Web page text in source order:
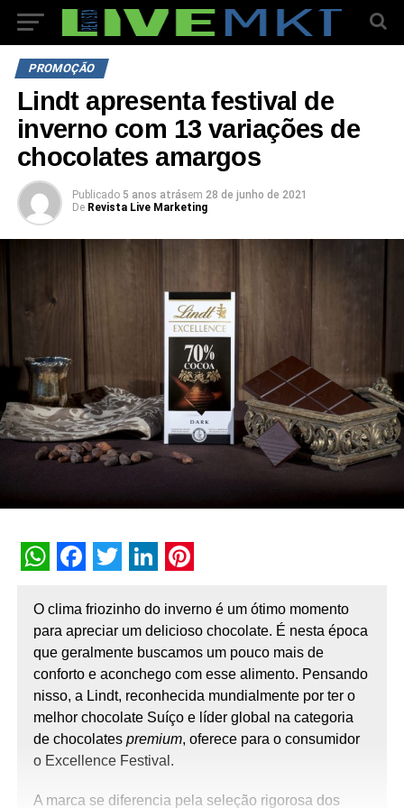
PROMOÇÃO
Lindt apresenta festival de
inverno com 13 variações de
chocolates amargos
Publicado 5 anos atrásem 28 de junho de 2021
De Revista Live Marketing
O clima friozinho do inverno é um ótimo momento
para apreciar um delicioso chocolate. É nesta época
que geralmente buscamos um pouco mais de
conforto e aconchego com esse alimento. Pensando
nisso, a Lindt, reconhecida mundialmente por ter o
melhor chocolate Suíço e líder global na categoria
de chocolates premium, oferece para o consumidor
o Excellence Festival.
A marca se diferencia pela seleção rigorosa dos